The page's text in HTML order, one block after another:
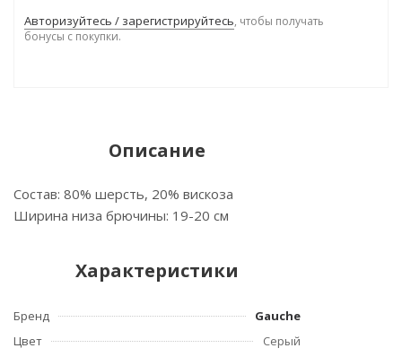
Авторизуйтесь / зарегистрируйтесь, чтобы получать
бонусы с покупки.
Описание
Состав: 80% шерсть, 20% вискоза
Ширина низа брючины: 19-20 см
Характеристики
Бренд
Gauche
Цвет
Серый